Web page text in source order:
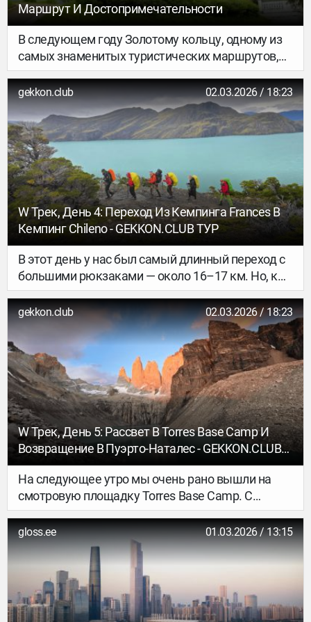
Маршрут И Достопримечательности
В следующем году Золотому кольцу, одному из
самых знаменитых туристических маршрутов,
исполнится 60 лет. Дата серьёзная, поэтому
отмечают её с размахом: в список добавили
сразу 49 новых населённых пунктов. И если
Нижний Новгород, Плёс или Рыбинск давно на
слуху, то Карабиха, Мстёра и Пурех с
нетерпением ждут первооткрывателей.
gekkon.club 02.03.2026 / 18:23
W Трек, День 4: Переход Из Кемпинга Frances В
Кемпинг Chileno - GEKKON.CLUB ТУР
В этот день у нас был самый длинный переход с
большими рюкзаками — около 16–17 км. Но, к
счастью, маршрут довольно пологий: без
больших наборов и сбросов высоты, поэтому
шлось не так тяжело.
gekkon.club 02.03.2026 / 18:23
W Трек, День 5: Рассвет В Torres Base Camp И
Возвращение В Пуэрто-Наталес - GEKKON.CLUB
ТУР
На следующее утро мы очень рано вышли на
смотровую площадку Torres Base Camp. С
погодой снова супер повезло: утром было ясно и
очень красиво. Идти примерно 3,5 км. Мы
вышли около 5 утра и к 7, ровно к рассвету, были
на смотровой. Тайминг рассчитали отлично: и
рассвет долго не ждали (а там было заметно
холоднее, чем в кемпинге), и всё увидели как
надо. Встретили рассвет и быстро пошли вниз.
gloss.ee 01.03.2026 / 13:15